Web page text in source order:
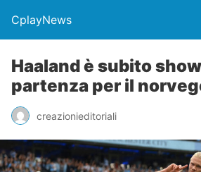
CplayNews
Haaland è subito
partenza per il
creazionieditoriali